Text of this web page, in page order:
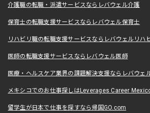
介護職の転職・派遣サービスならレバウェル介護
保育士の転職支援サービスならレバウェル保育士
リハビリ職の転職支援サービスならレバウェルリハ
医師の転職支援サービスならレバウェル医師
医療・ヘルスケア業界の課題解決支援ならレバウェ
メキシコでのお仕事探しはLeverages Career
留学生が日本で仕事を探すなら帰国GO.com